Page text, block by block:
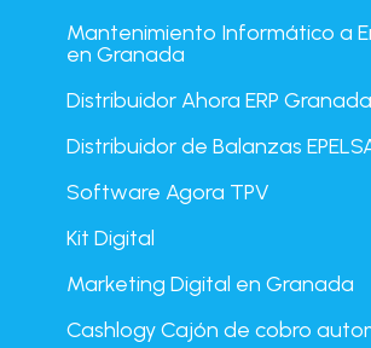
Mantenimiento Informático a
en Granada
Distribuidor Ahora ERP
Distribuidor de Balanzas
Software Agora TPV
Kit Digital
Marketing Digital en Granada
Cashlogy Cajón de cobro